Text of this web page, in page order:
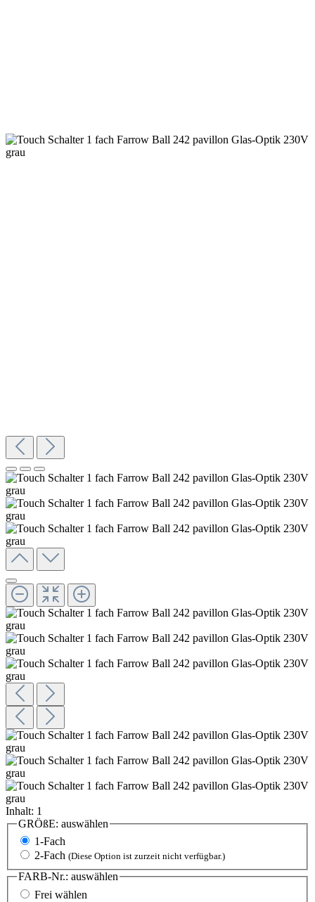
Inhalt: 1
GRÖßE: auswählen
1-Fach
2-Fach (Diese Option ist zurzeit nicht verfügbar.)
FARB-Nr.: auswählen
Frei wählen